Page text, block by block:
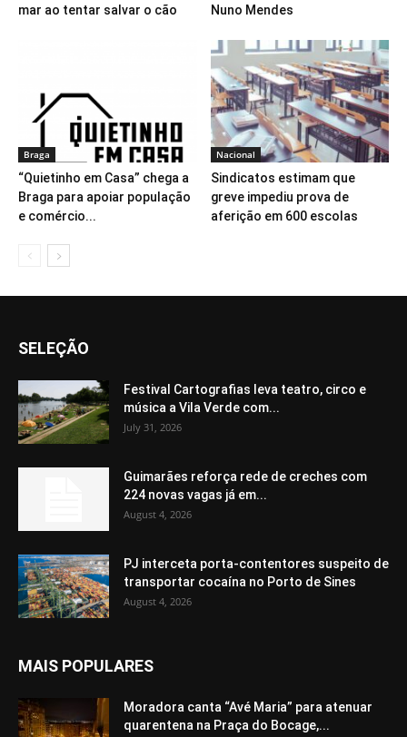
mar ao tentar salvar o cão
Nuno Mendes
Braga
“Quietinho em Casa” chega a
Braga para apoiar população
e comércio...
Nacional
Sindicatos estimam que
greve impediu prova de
aferição em 600 escolas
SELEÇÃO
Festival Cartografias leva teatro, circo e
música a Vila Verde com...
July 31, 2026
Guimarães reforça rede de creches com
224 novas vagas já em...
August 4, 2026
PJ interceta porta-contentores suspeito de
transportar cocaína no Porto de Sines
August 4, 2026
MAIS POPULARES
Moradora canta “Avé Maria” para atenuar
quarentena na Praça do Bocage,...